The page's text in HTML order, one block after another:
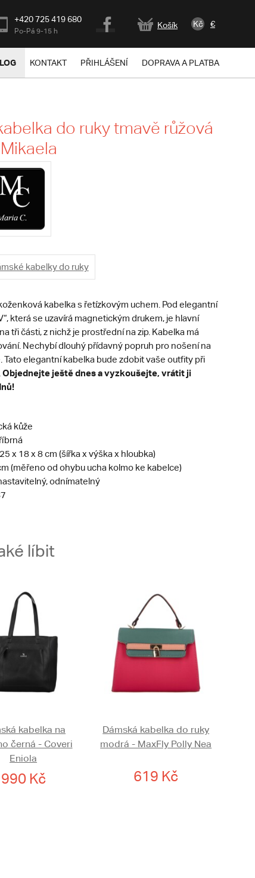
+420 725 419 680
Po-Pá 9-15 h
Košík Kč €
KONTAKT PŘIHLÁŠENÍ DOPRAVA A PLATBA
do ruky tmavě růžová
kabelky do ruky
kabelka s řetízkovým uchem. Pod elegantní
která se uzavírá magnetickým drukem, je hlavní
tři části, z nichž je prostřední na zip. Kabelka má
Nechybí dlouhý přídavný popruh pro nošení na
Tato elegantní kabelka bude zdobit vaše outfity při
Objednejte ještě dnes a vyzkoušejte, vrátit ji
kůže
25 x 18 x 8 cm (šířka x výška x hloubka)
(měřeno od ohybu ucha kolmo ke kabelce)
odnímatelný
líbit
kabelka na
černá - Coveri
Eniola
990 Kč
Dámská kabelka do ruky
modrá - MaxFly Polly Nea
619 Kč